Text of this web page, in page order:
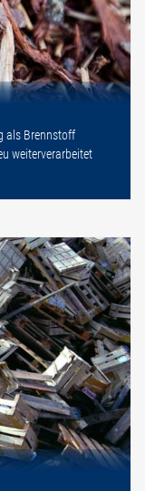
als Brennstoff
weiterverarbeitet